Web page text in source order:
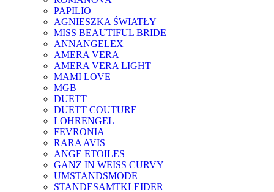
PAPILIO
AGNIESZKA ŚWIATŁY
MISS BEAUTIFUL BRIDE
ANNANGELEX
AMERA VERA
AMERA VERA LIGHT
MAMI LOVE
MGB
DUETT
DUETT COUTURE
LOHRENGEL
FEVRONIA
RARA AVIS
ANGE ETOILES
GANZ IN WEISS CURVY
UMSTANDSMODE
STANDESAMTKLEIDER